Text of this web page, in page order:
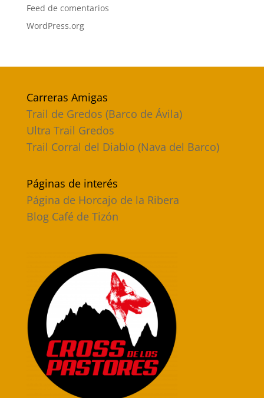
Feed de comentarios
WordPress.org
Carreras Amigas
Trail de Gredos (Barco de Ávila)
Ultra Trail Gredos
Trail Corral del Diablo (Nava del Barco)
Páginas de interés
Página de Horcajo de la Ribera
Blog Café de Tizón